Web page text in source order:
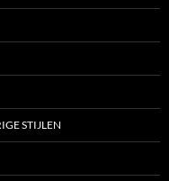
STIJLEN